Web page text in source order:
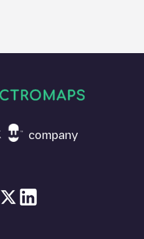
inferior cuál es el punto de
tí en “puntos de carga más
cercanas, así como si están
en KM a la que están.
company